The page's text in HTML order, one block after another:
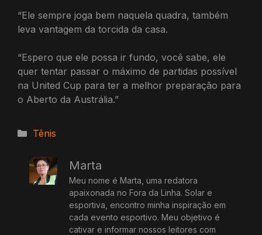
“Ele sempre joga bem naquela quadra, também
leva vantagem da torcida da casa.
“Espero que ele possa ir fundo, você sabe, ele
quer tentar passar o máximo de partidas possível
na United Cup para ter a melhor preparação para
o Aberto da Austrália.”
Categorias
Tênis
Marta
Meu nome é Marta, uma redatora
apaixonada no Fora da Linha. Solar e
esportiva, encontro minha inspiração em
cada evento esportivo. Meu objetivo é
cativar e informar nossos leitores com